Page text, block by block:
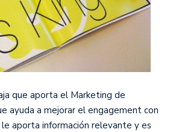
que aporta el Marketing de
ayuda a mejorar el engagement con
aporta información relevante y es